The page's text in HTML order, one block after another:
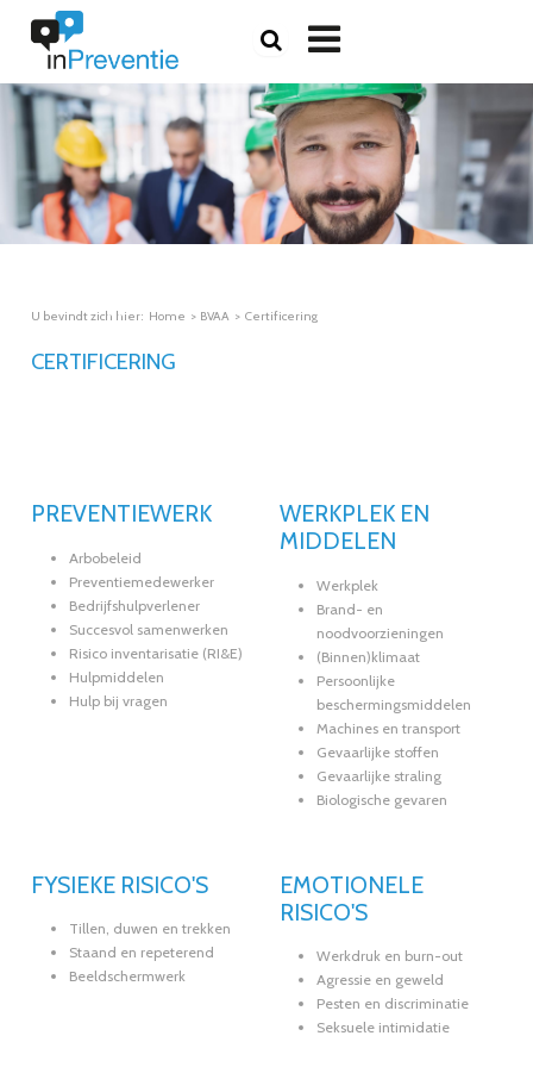

U bevindt zich hier: Home BVAA Certificering
CERTIFICERING
PREVENTIEWERK
Arbobeleid
Preventiemedewerker
Bedrijfshulpverlener
Succesvol samenwerken
Risico inventarisatie (RI&E)
Hulpmiddelen
Hulp bij vragen
WERKPLEK EN
MIDDELEN
Werkplek
Brand- en
noodvoorzieningen
(Binnen)klimaat
Persoonlijke
beschermingsmiddelen
Machines en transport
Gevaarlijke stoffen
Gevaarlijke straling
Biologische gevaren
FYSIEKE RISICO'S
Tillen, duwen en trekken
Staand en repeterend
Beeldschermwerk
EMOTIONELE
RISICO'S
Werkdruk en burn-out
Agressie en geweld
Pesten en discriminatie
Seksuele intimidatie